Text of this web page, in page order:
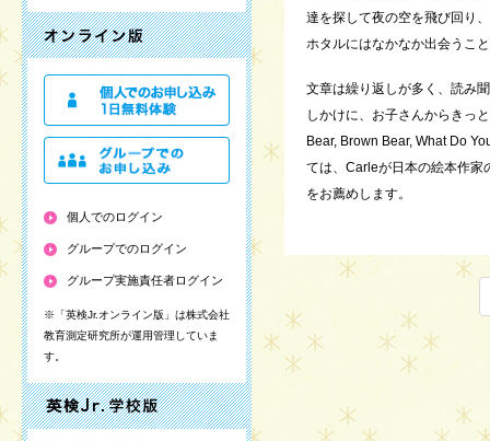
達を探して夜の空を飛び回り
ホタルにはなかなか出会うこ
文章は繰り返しが多く、読み
しかけに、お子さんからきっ
Bear, Brown Bear, What Do
ては、Carleが日本の絵本作家
をお薦めします。
個人でのログイン
グループでのログイン
グループ実施責任者ログイン
※「英検Jr.オンライン版」は株式会社
教育測定研究所が運用管理していま
す。